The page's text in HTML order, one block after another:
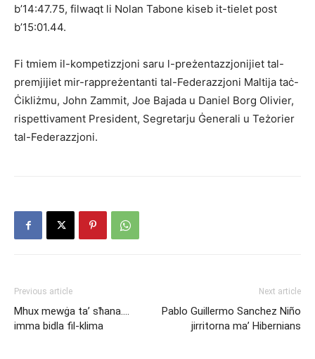
b’14:47.75, filwaqt li Nolan Tabone kiseb it-tielet post
b’15:01.44.
Fi tmiem il-kompetizzjoni saru l-preżentazzjonijiet tal-
premjijiet mir-rappreżentanti tal-Federazzjoni Maltija taċ-
Ċikliżmu, John Zammit, Joe Bajada u Daniel Borg Olivier,
rispettivament President, Segretarju Ġenerali u Teżorier
tal-Federazzjoni.
Previous article
Mhux mewġa ta’ sħana….
imma bidla fil-klima
Next article
Pablo Guillermo Sanchez Niño
jirritorna ma’ Hibernians